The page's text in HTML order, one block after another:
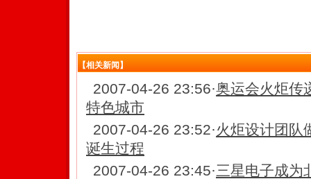
【相关新闻】
2007-04-26 23:56·奥运会火炬传
特色城市
2007-04-26 23:52·火炬设计团队
诞生过程
2007-04-26 23:45·三星电子成为